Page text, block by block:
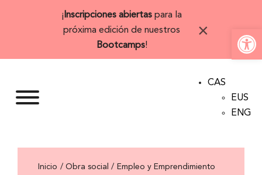
Abrir
¡ Inscripciones abiertas para la
próxima edición de nuestros
Bootcamps!
×
CAS
EUS
ENG
Inicio Empleo y Emprendimiento